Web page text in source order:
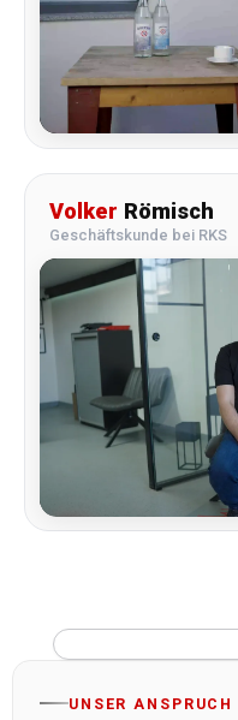
Volker Römisch
Geschäftskunde bei RKS
UNSER ANSPRUCH